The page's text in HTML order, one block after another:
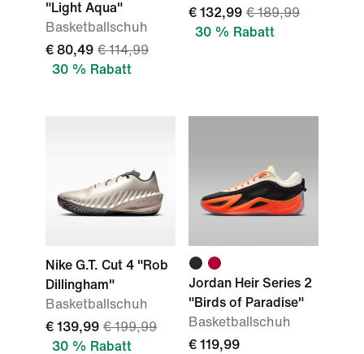
"Light Aqua"
Basketballschuh
€ 80,49 € 114,99
30 % Rabatt
€ 132,99 € 189,99
30 % Rabatt
Nike G.T. Cut 4 "Rob
Dillingham"
Basketballschuh
€ 139,99 € 199,99
30 % Rabatt
Jordan Heir Series 2
"Birds of Paradise"
Basketballschuh
€ 119,99